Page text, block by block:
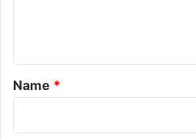
*
Name *